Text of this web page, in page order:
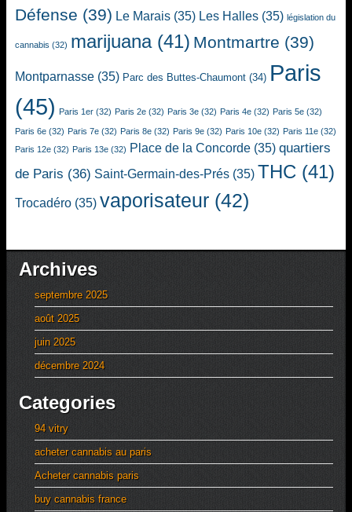
Défense (39) Le Marais (35) Les Halles (35) législation du
cannabis (32) marijuana(41) Montmartre (39)
Montparnasse (35) Parc des Buttes-Chaumont (34) Paris
(45) Paris 1er (32) Paris 2e (32) Paris 3e (32) Paris 4e (32) Paris 5e (32)
Paris 6e (32) Paris 7e (32) Paris 8e (32) Paris 9e (32) Paris 10e (32) Paris 11e (32)
Paris 12e (32) Paris 13e (32) Place de la Concorde (35) quartiers
de Paris (36) Saint-Germain-des-Prés (35) THC (41)
Trocadéro (35) vaporisateur (42)
Archives
septembre 2025
août 2025
juin 2025
décembre 2024
Categories
94 vitry
acheter cannabis au paris
Acheter cannabis paris
buy cannabis france